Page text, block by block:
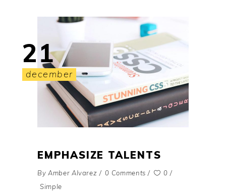
21
december
EMPHASIZE TALENTS
By Amber Alvarez 0 Comments
0
Simple